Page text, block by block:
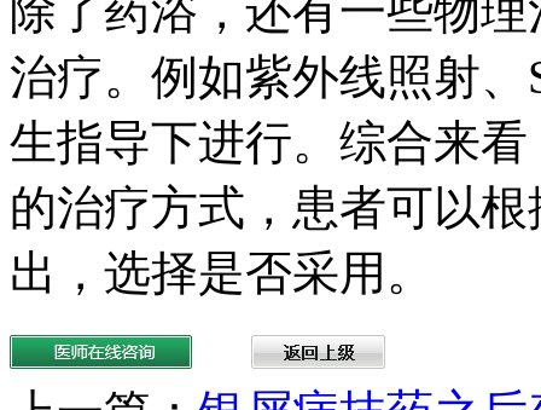
除了药浴，还有一些物
治疗。例如紫外线照射
生指导下进行。综合来
的治疗方式，患者可以
出，选择是否采用。